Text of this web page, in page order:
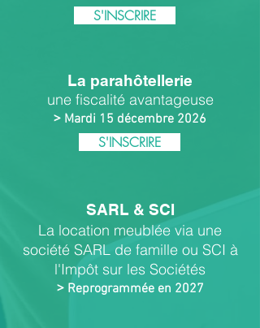
S'INSCRIRE
La parahôtellerie
une fiscalité avantageuse
> Mardi 15 décembre 2026
S'INSCRIRE
SARL & SCI
La location meublée via une
société SARL de famille ou SCI à
l'Impôt sur les Sociétés
>Reprogrammée en 2027